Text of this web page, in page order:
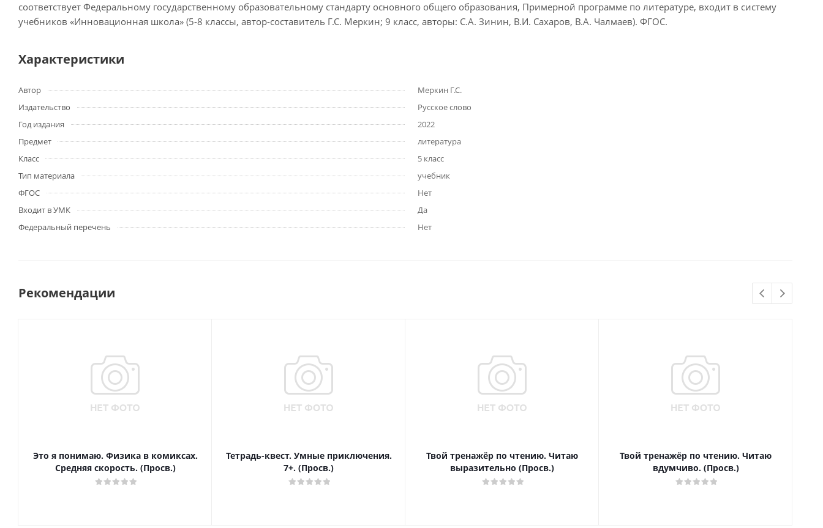
соответствует Федеральному государственному образовательному стандарту основного общего образования, Примерной программе по литературе, входит в систему
учебников «Инновационная школа» (5-8 классы, автор-составитель Г.С. Меркин; 9 класс, авторы: С.А. Зинин, В.И. Сахаров, В.А. Чалмаев). ФГОС.
Характеристики
Автор
Меркин Г.С.
Издательство
Русское слово
Год издания
2022
Предмет
литература
Класс
5 класс
Тип материала
учебник
ФГОС
Нет
Входит в УМК
Да
Федеральный перечень
Нет
Рекомендации
Это я понимаю. Физика в комиксах.
Средняя скорость. (Просв.)
Тетрадь-квест. Умные приключения.
7+. (Просв.)
Твой тренажёр по чтению. Читаю
выразительно (Просв.)
Твой тренажёр по чтению. Читаю
вдумчиво. (Просв.)